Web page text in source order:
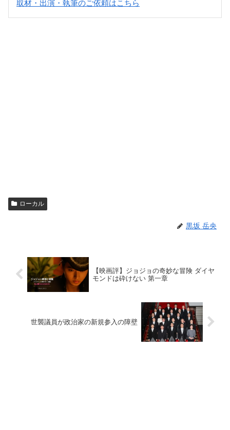
取材・出演・執筆のご依頼はこちら
ローカル
黒坂 岳央
【映画評】ジョジョの奇妙な冒険 ダイヤ
モンドは砕けない 第一章
世襲議員が政治家の新規参入の障壁